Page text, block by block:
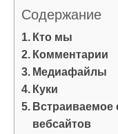
Содержание
Кто мы
Комментарии
Медиафайлы
Куки
Встраиваемое
вебсайтов